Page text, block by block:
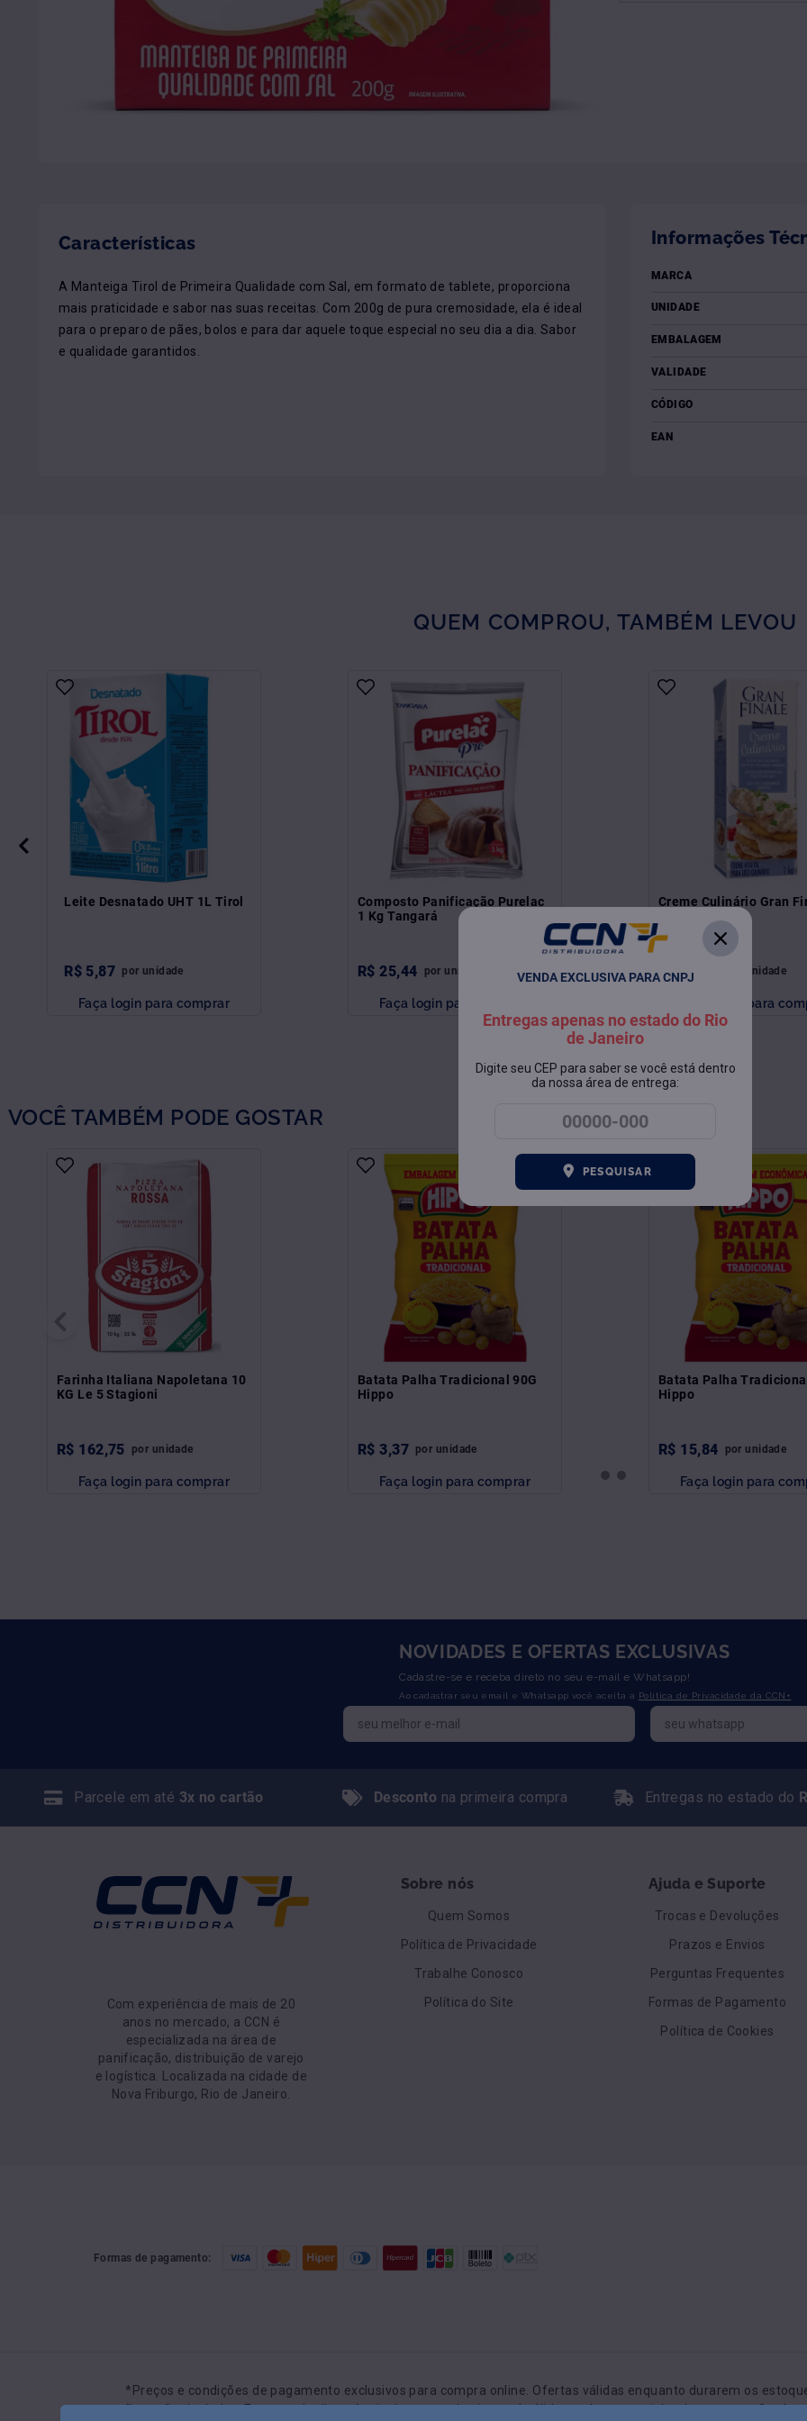
VENDA EXCLUSIVA PARA CNPJ
Entregas apenas no estado do Rio
de Janeiro
Digite seu CEP para saber se você está dentro
da nossa área de entrega:
PESQUISAR
Características
A Manteiga Tirol de Primeira Qualidade com Sal, em formato de tablete, proporciona
mais praticidade e sabor nas suas receitas. Com 200g de pura cremosidade, ela é ideal
para o preparo de pães, bolos e para dar aquele toque especial no seu dia a dia. Sabor
e qualidade garantidos.
Informações
MARCA
UNIDADE
EMBALAGEM
VALIDADE
CÓDIGO
EAN
QUEM COMPROU, TAMBÉM LEVOU
Leite Desnatado UHT 1L Tirol
R$ 5,87 por unidade
Faça login para comprar
Composto Panificação Purelac
1 Kg Tangará
R$ 25,44 por unidade
Faça login para comprar
Creme Culinário Gran
R$ 15 unidade
Faça login para
VOCÊ TAMBÉM PODE GOSTAR
Farinha Italiana Napoletana 10
KG Le 5 Stagioni
R$ 162,75 por unidade
Faça login para comprar
Batata Palha Tradicional 90G
Hippo
R$ 3,37 por unidade
Faça login para comprar
Batata Palha
Hippo
R$ 15,84 por unidade
Faça login para
NOVIDADES E OFERTAS EXCLUSIVAS
Cadastre-se e receba direto no seu e-mail e Whatsapp!
Ao cadastrar seu email e Whatsapp você aceita a Política de Privacidade da CCN+
Parcele em até 3x no cartão Desconto na primeira compra Entregas no estado do
Com experiência de mais de 20
anos no mercado, a CCN é
especializada na área de
panificação, distribuição de varejo
e logística. Localizada na cidade de
Nova Friburgo, Rio de Janeiro.
Sobre nós
Quem Somos
Política de Privacidade
Trabalhe Conosco
Política do Site
Ajuda e Suporte
Trocas e Devoluções
Prazos e Envios
Perguntas Frequentes
Formas de Pagamento
Política de Cookies
Formas de pagamento:
Preços e condições de pagamento exclusivos para compra online. Ofertas válidas enquanto durarem os
confirmação de dados. Em caso de divergência de preços do site será válido o valor no carrinho de compras. O